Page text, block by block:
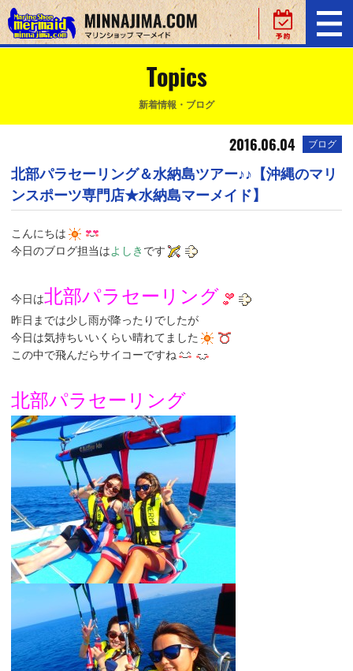
Topics
新着情報・ブログ
2016.06.04 ブログ
北部パラセーリング＆水納島ツアー♪♪【沖縄のマリ
ンスポーツ専門店★水納島マーメイド】
こんにちは
今日のブログ担当はよしき です
今日は北部パラセーリング
昨日までは少し雨が降ったりでしたが
今日は気持ちいいくらい晴れてました
この中で飛んだらサイコーですね
北部パラセーリング